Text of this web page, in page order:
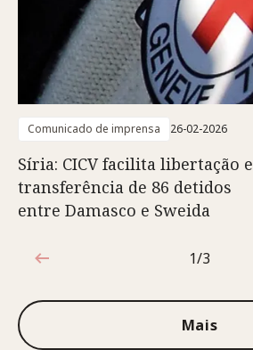
Comunicado de imprensa 26-02-2026
Síria: CICV facilita libertação e
transferência de 86 detidos
entre Damasco e Sweida
1 de 3
1/3
Mais